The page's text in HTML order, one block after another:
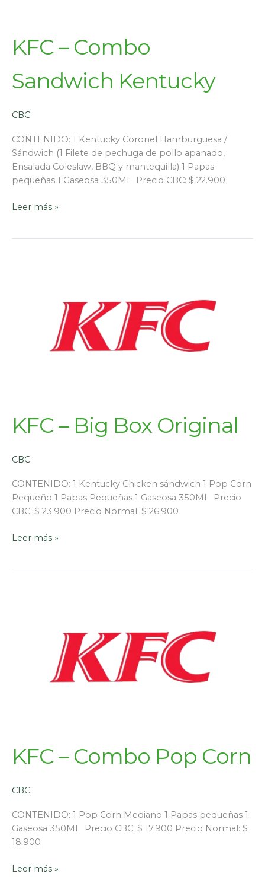
KFC – Combo
Sandwich Kentucky
CBC
CONTENIDO: 1 Kentucky Coronel Hamburguesa /
Sándwich (1 Filete de pechuga de pollo apanado,
Ensalada Coleslaw, BBQ y mantequilla) 1 Papas
pequeñas 1 Gaseosa 350Ml Precio CBC: $ 22.900
Leer más »
KFC – Big Box Original
CBC
CONTENIDO: 1 Kentucky Chicken sándwich 1 Pop Corn
Pequeño 1 Papas Pequeñas 1 Gaseosa 350Ml Precio
CBC: $ 23.900 Precio Normal: $ 26.900
Leer más »
KFC – Combo Pop Corn
CBC
CONTENIDO: 1 Pop Corn Mediano 1 Papas pequeñas 1
Gaseosa 350Ml Precio CBC: $ 17.900 Precio Normal: $
18.900
Leer más »